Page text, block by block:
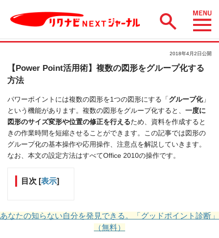
2018年4月2日公開
【Power Point活用術】複数の図形をグループ化する
方法
パワーポイントには複数の図形を1つの図形にする「グループ化」
という機能があります。複数の図形をグループ化すると、 一度に
図形のサイズ変形や位置の修正を行えるため、資料を作成すると
きの作業時間を短縮させることができます。この記事では図形の
グループ化の基本操作や応用操作、注意点を解説していきます。
なお、本文の設定方法はすべてOffice 2010の操作です。
目次 [表示]
あなたの知らない自分を発見できる。「グッドポイント診断」
（無料）